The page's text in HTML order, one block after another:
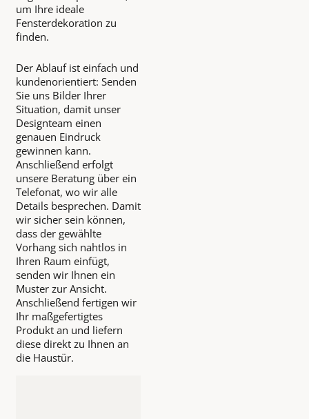
um Ihre ideale
Fensterdekoration zu
finden.
Der Ablauf ist einfach und
kundenorientiert: Senden
Sie uns Bilder Ihrer
Situation, damit unser
Designteam einen
genauen Eindruck
gewinnen kann.
Anschließend erfolgt
unsere Beratung über ein
Telefonat, wo wir alle
Details besprechen. Damit
wir sicher sein können,
dass der gewählte
Vorhang sich nahtlos in
Ihren Raum einfügt,
senden wir Ihnen ein
Muster zur Ansicht.
Anschließend fertigen wir
Ihr maßgefertigtes
Produkt an und liefern
diese direkt zu Ihnen an
die Haustür.